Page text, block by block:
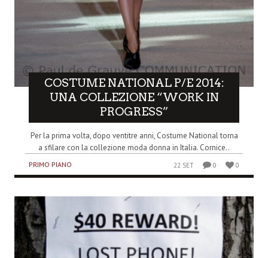
COSTUME NATIONAL P/E 2014:
UNA COLLEZIONE “WORK IN
PROGRESS”
Per la prima volta, dopo ventitre anni, Costume National torna
a sfilare con la collezione moda donna in Italia. Cornice..
PRIMO PIANO 22 SET 0 0